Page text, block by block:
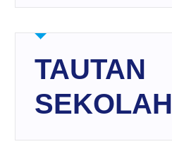
TAUTAN
SEKOLAH